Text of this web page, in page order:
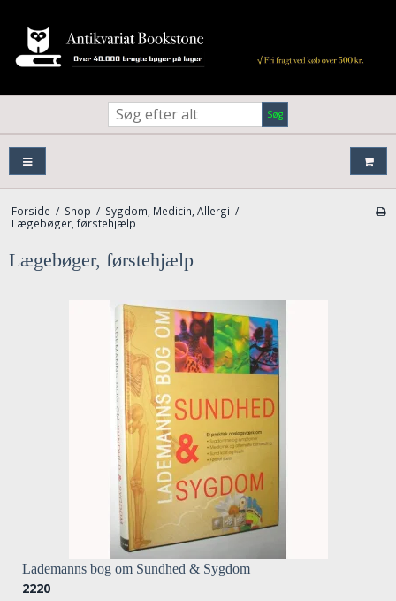
Søg
Forside / Shop / Sygdom, Medicin, Allergi /
Lægebøger, førstehjælp
Lægebøger, førstehjælp
Lademanns bog om Sundhed & Sygdom
2220